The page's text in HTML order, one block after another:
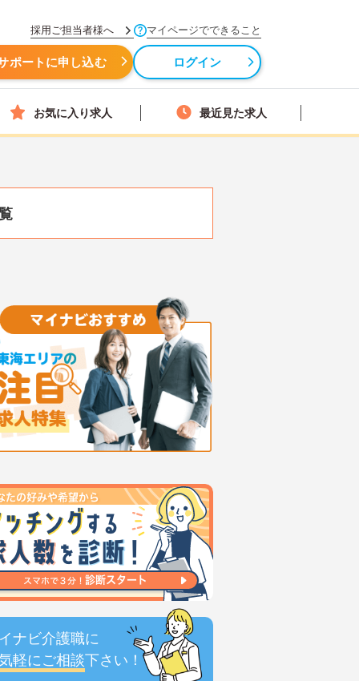
採用ご担当者様へ マイページでできること
ポートに申し込む ログイン
お気に入り求人 最近見た求人
ナビ介護職に
軽にご相談下さい！